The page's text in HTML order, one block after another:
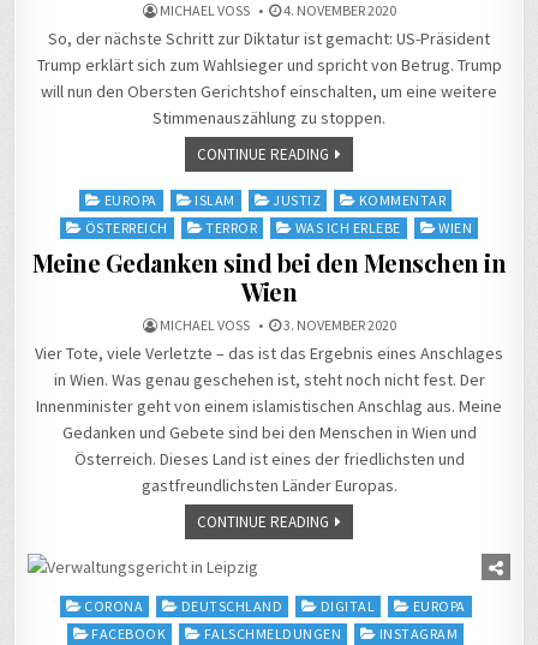
MICHAEL VOSS 4. NOVEMBER 2020
So, der nächste Schritt zur Diktatur ist gemacht: US-Präsident
Trump erklärt sich zum Wahlsieger und spricht von Betrug. Trump
will nun den Obersten Gerichtshof einschalten, um eine weitere
Stimmenauszählung zu stoppen.
CONTINUE READING
Posted
in
EUROPA ISLAM JUSTIZ
KOMMENTAR
ÖSTERREICH
TERROR WAS ICH ERLEBE WIEN
Meine Gedanken sind bei den Menschen in
Wien
MICHAEL VOSS 3. NOVEMBER 2020
Vier Tote, viele Verletzte – das ist das Ergebnis eines Anschlages
in Wien. Was genau geschehen ist, steht noch nicht fest. Der
Innenminister geht von einem islamistischen Anschlag aus. Meine
Gedanken und Gebete sind bei den Menschen in Wien und
Österreich. Dieses Land ist eines der friedlichsten und
gastfreundlichsten Länder Europas.
CONTINUE READING
Posted
CORONA DEUTSCHLAND DIGITAL
EUROPA
FACEBOOK
FALSCHMELDUNGEN
INSTAGRAM